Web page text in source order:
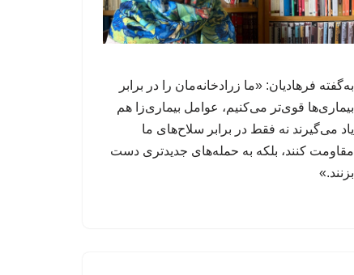
به‌گفته فرهادیان: «ما زرادخانه‌مان را در برابر
بیماری‌ها قوی‌تر می‌کنیم، عوامل‌ بیماری‌زا هم
یاد می‌گیرند نه فقط در برابر سلاح‌های ما
مقاومت کنند، بلکه به حمله‌های جدیدتری دست
بزنند.»